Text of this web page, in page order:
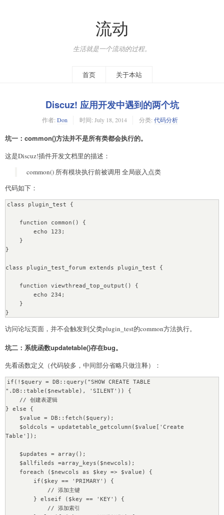
流动
生活就是一个流动的过程。
首页 关于本站
Discuz! 应用开发中遇到的两个坑
作者: Don 时间: July 18, 2014 分类: 代码分析
坑一：common()方法并不是所有类都会执行的。
这是Discuz!插件开发文档里的描述：
common() 所有模块执行前被调用 全局嵌入点类
代码如下：
class plugin_test {
}
class plugin_test_forum extends plugin_test {
访问论坛页面，并不会触发到父类plugin_test的common方法执行。
坑二：系统函数updatetable()存在bug。
先看函数定义（代码较多，中间部分省略只做注释）：
if(!$query = DB::query("SHOW CREATE TABLE
".DB::table($newtable), 'SILENT')) {
} else {
Table']);